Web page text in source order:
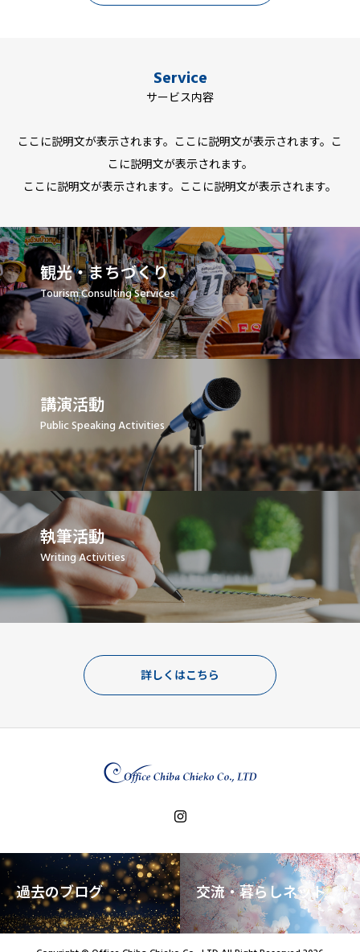
詳しくはこちら
Service
サービス内容
ここに説明文が表示されます。ここに説明文が表示されます。こ
こに説明文が表示されます。
ここに説明文が表示されます。ここに説明文が表示されます。
観光・まちづくり
Tourism Consulting Services
講演活動
Public Speaking Activities
執筆活動
Writing Activities
詳しくはこちら
過去のブログ 交流・暮らしネット